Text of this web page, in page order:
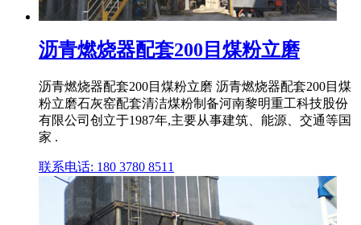
沥青燃烧器配套200目煤粉立磨
沥青燃烧器配套200目煤粉立磨 沥青燃烧器配套200目煤
粉立磨石灰窑配套清洁煤粉制备河南黎明重工科技股份
有限公司创立于1987年,主要从事建筑、能源、交通等国
家 .
联系电话: 180 3780 8511